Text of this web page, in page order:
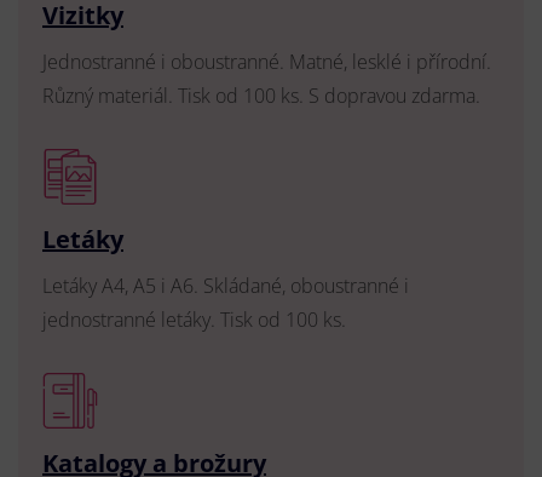
Vizitky
Jednostranné i oboustranné. Matné, lesklé i přírodní.
Různý materiál. Tisk od 100 ks. S dopravou zdarma.
Letáky
Letáky A4, A5 i A6. Skládané, oboustranné i
jednostranné letáky. Tisk od 100 ks.
Katalogy a brožury